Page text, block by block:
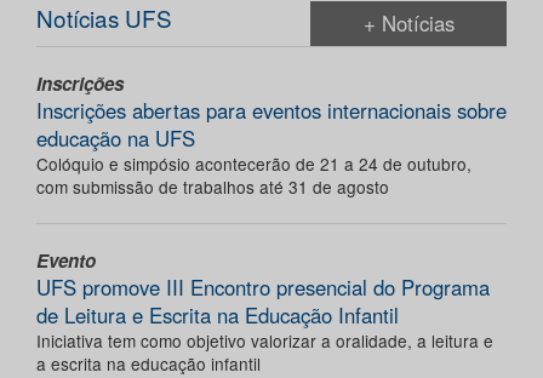
Notícias UFS + Notícias
Inscrições
Inscrições abertas para eventos internacionais sobre
educação na UFS
Colóquio e simpósio acontecerão de 21 a 24 de outubro,
com submissão de trabalhos até 31 de agosto
Evento
UFS promove III Encontro presencial do Programa
de Leitura e Escrita na Educação Infantil
Iniciativa tem como objetivo valorizar a oralidade, a leitura e
a escrita na educação infantil